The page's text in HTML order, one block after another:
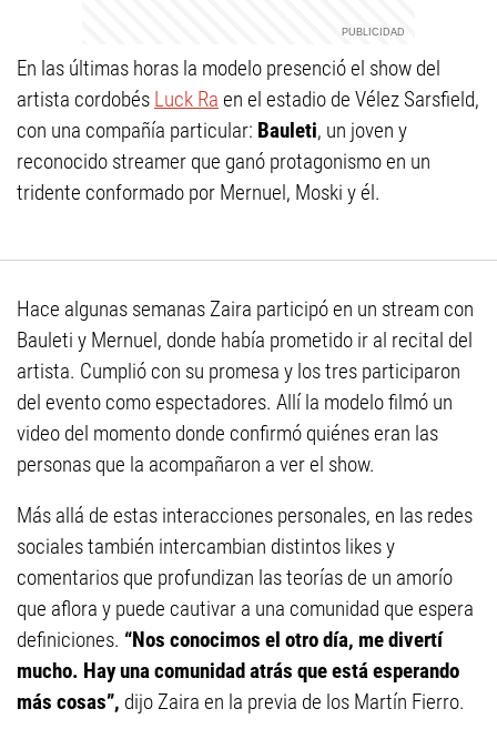
En las últimas horas la modelo presenció el show del
artista cordobés Luck Ra en el estadio de Vélez Sarsfield,
con una compañía particular: Bauleti, un joven y
reconocido streamer que ganó protagonismo en un
tridente conformado por Mernuel, Moski y él.
Hace algunas semanas Zaira participó en un stream con
Bauleti y Mernuel, donde había prometido ir al recital del
artista. Cumplió con su promesa y los tres participaron
del evento como espectadores. Allí la modelo filmó un
video del momento donde confirmó quiénes eran las
personas que la acompañaron a ver el show.
Más allá de estas interacciones personales, en las redes
sociales también intercambian distintos likes y
comentarios que profundizan las teorías de un amorío
que aflora y puede cautivar a una comunidad que espera
definiciones. “Nos conocimos el otro día, me divertí
mucho. Hay una comunidad atrás que está esperando
más cosas”, dijo Zaira en la previa de los Martín Fierro.